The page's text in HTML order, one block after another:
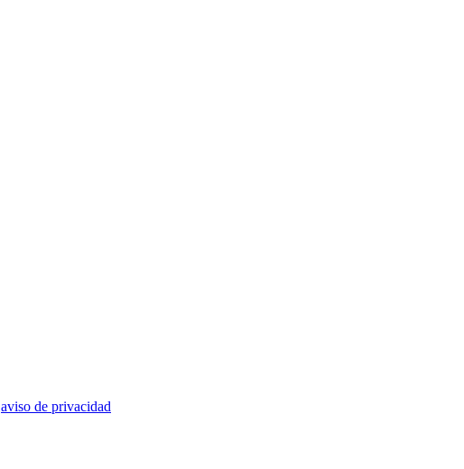
aviso de privacidad